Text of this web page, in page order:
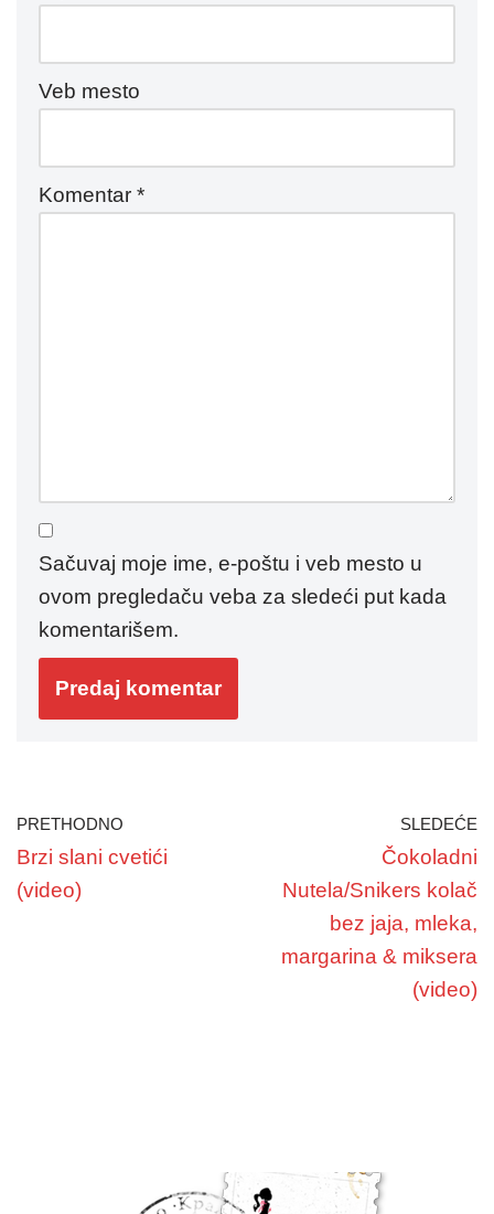
Veb mesto
Komentar *
Sačuvaj moje ime, e-poštu i veb mesto u
ovom pregledaču veba za sledeći put kada
komentarišem.
PRETHODNO
Brzi slani cvetići
(video)
SLEDEĆE
Čokoladni
Nutela/Snikers kolač
bez jaja, mleka,
margarina & miksera
(video)